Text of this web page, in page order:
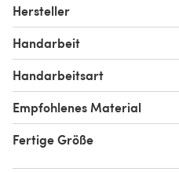
Hersteller
Handarbeit
Handarbeitsart
Empfohlenes Material
Fertige Größe